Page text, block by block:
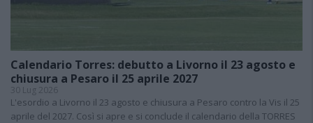
Calendario Torres: debutto a Livorno il 23 agosto e
chiusura a Pesaro il 25 aprile 2027
30 Lug 2026
L'esordio a Livorno il 23 agosto e chiusura a Pesaro contro la Vis il 25
aprile del 2027. Così si apre e si conclude il calendario della TORRES